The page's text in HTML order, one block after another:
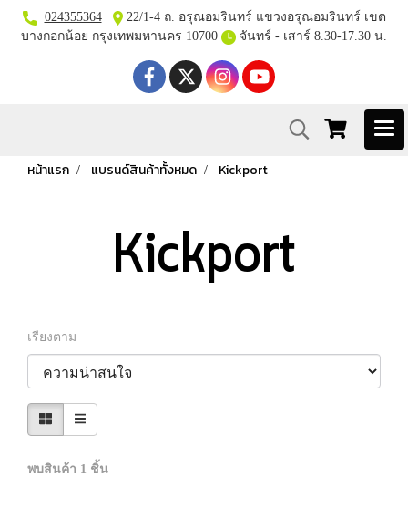
024355364
22/1-4 ถ. อรุณอมรินทร์ แขวงอรุณอมรินทร์ เขต
บางกอกน้อย กรุงเทพมหานคร 10700
จันทร์ - เสาร์ 8.30-17.30 น.
หน้าแรก แบรนด์สินค้าทั้งหมด Kickport
Kickport
เรียงตาม
พบสินค้า 1 ชิ้น